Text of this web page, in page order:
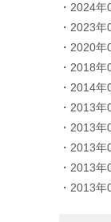
2024年
2023年
2020年
2018年
2014年
2013年
2013年
2013年
2013年
2013年